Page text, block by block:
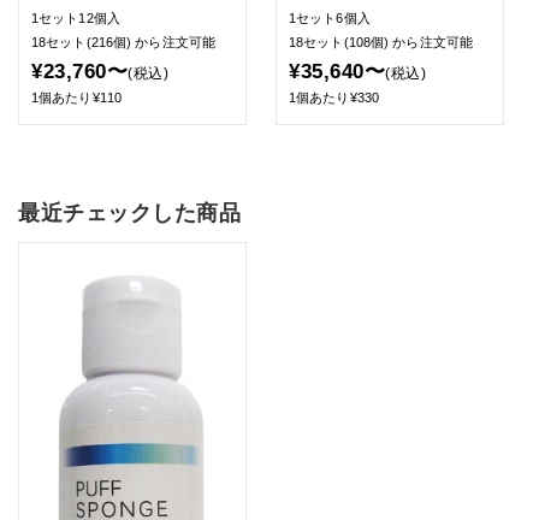
1セット12個入
18セット(216個)から注文可能
¥23,760〜(税込)
1個あたり¥110
1セット6個入
18セット(108個)から注文可能
¥35,640〜(税込)
1個あたり¥330
最近チェックした商品